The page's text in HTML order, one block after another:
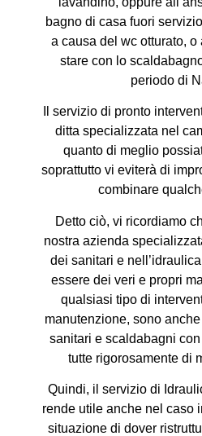
bagno di casa fuori
a causa del wc otturato,
stare con lo
periodo di
Il servizio di pronto
ditta specializzata nel
quanto di meglio
soprattutto vi eviterà di
combinare
Detto ciò, vi ricordiamo
nostra azienda
dei sanitari e
essere dei veri e propri
qualsiasi tipo di
manutenzione, sono
sanitari e scaldabagni
tutte rigorosamente di
Quindi, il servizio di
rende utile anche nel caso
situazione di dover